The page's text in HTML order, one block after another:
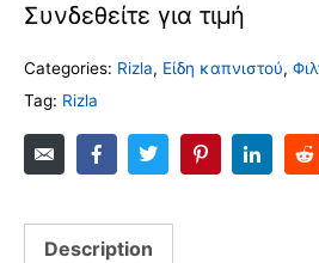
Συνδεθείτε για τιμή
Categories: Rizla, Είδη καπνιστού,
Tag: Rizla
Description